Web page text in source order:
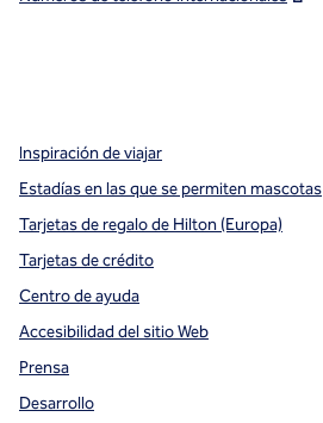
Inspiración de viajar
Estadías en las que se permiten mascotas
Tarjetas de regalo de Hilton (Europa)
Tarjetas de crédito
Centro de ayuda
Accesibilidad del sitio Web
Prensa
Desarrollo